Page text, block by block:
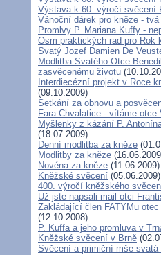
Výstava k 60. výročí svěcení
Vánoční dárek pro kněze - tvá
Promlvy P. Mariana Kuffy -
Osm praktických rad pro Rok
Svatý Jozef Damien De
Modlitba Svatého Otce
zasvěcenému životu
Interdiecézní projekt v Roce
(09.10.2009)
Setkání za obnovu a
Fara Chvalatice - vítáme otce
Myšlenky z kázání P.
(18.07.2009)
Denní modlitba za kněze
Modlitby za kněze
Novéna za kněze (11.06.2009)
Kněžské svěcení (05.06.2009)
400. výročí kněžského
Už jste napsali mail otci
Zakládající člen FATYMu
(12.10.2008)
P. Kuffa a jeho promluva v
Kněžské svěcení v Brně
Svěcení a primiční mše